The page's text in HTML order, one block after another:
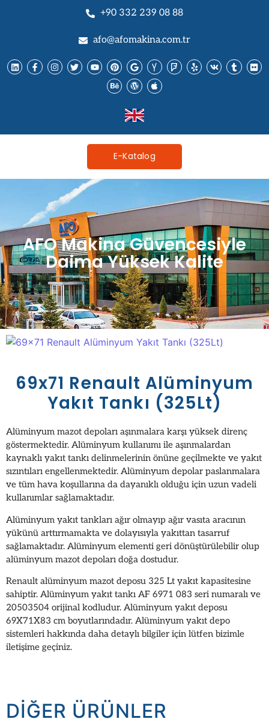
+90 332 239 08 88
afo@afomakina.com.tr
E-Katalog
AFO Makina Güvencesiyle
Daima Yüksek Kalite
69x71 Renault Alüminyum
Yakıt Tankı (325Lt)
Alüminyum mazot depoları aşınmalara karşı yüksek direnç
göstermektedir. Alüminyum kullanımı ile aşınmalardan
kaynaklı yakıt tankı delinmelerinin önüne geçilmekte ve yakıt
sızıntıları engellenmektedir. Alüminyum depolar paslanmalara
ve tüm hava koşullarına da dayanıklı olduğu için uzun vadeli
kullanımlar sağlamaktadır.
Alüminyum yakıt tankları ağır olmayıp ağır vasıta aracının
yükünü arttırmamakta ve dolayısıyla yakıttan tasarruf
sağlamaktadır. Alüminyum elementi geri dönüştürülebilir olup
alüminyum mazot depoları doğa dostudur.
Renault alüminyum mazot deposu 325 Lt yakıt kapasitesine
sahiptir. Alüminyum yakıt tankı AF 6971 083 seri numaralı ve
20503504 orijinal kodludur. Alüminyum yakıt deposu
69X71X83 cm boyutlarındadır. Alüminyum yakıt depo
sistemleri hakkında daha detaylı bilgiler için lütfen bizimle
iletişime geçiniz.
DIĞER ÜRÜNLER